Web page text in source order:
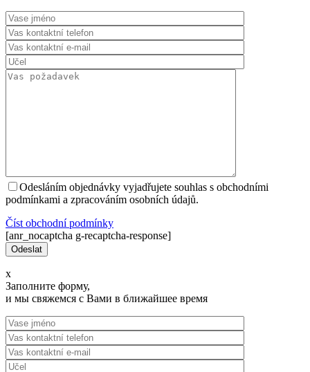
Odesláním objednávky vyjadřujete souhlas s obchodními
podmínkami a zpracováním osobních údajů.
Číst оbchodní podmínky
[anr_nocaptcha g-recaptcha-response]
x
Заполните форму,
и мы свяжемся с Вами в ближайшее время